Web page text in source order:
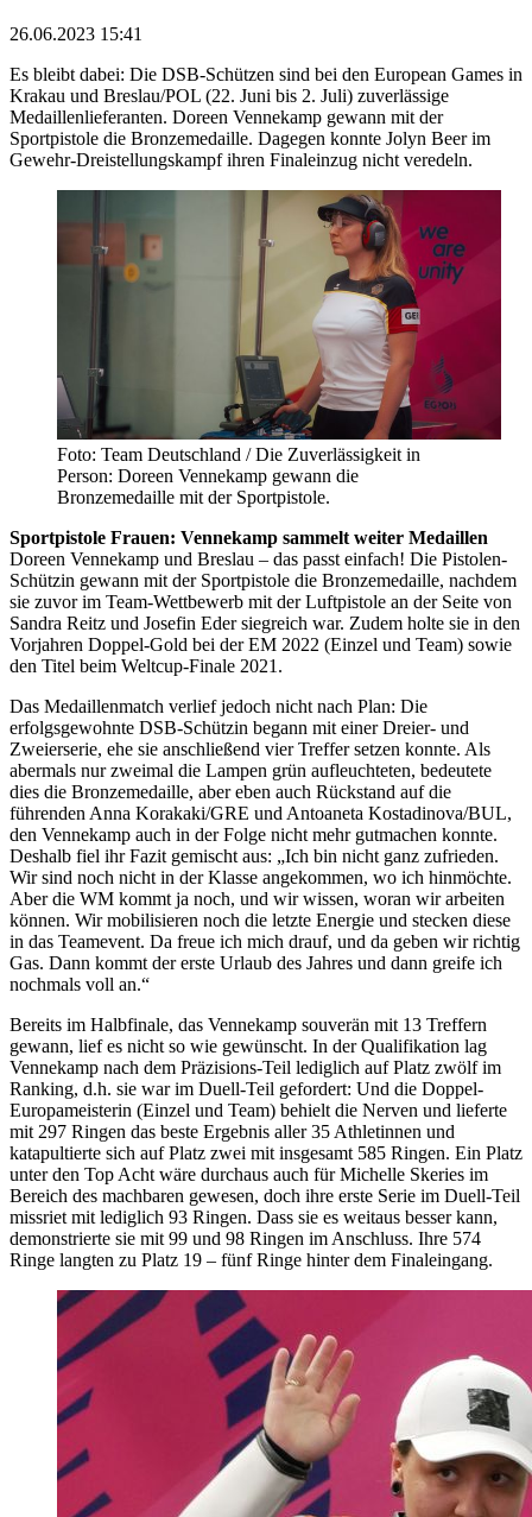
26.06.2023 15:41
Es bleibt dabei: Die DSB-Schützen sind bei den European Games in
Krakau und Breslau/POL (22. Juni bis 2. Juli) zuverlässige
Medaillenlieferanten. Doreen Vennekamp gewann mit der
Sportpistole die Bronzemedaille. Dagegen konnte Jolyn Beer im
Gewehr-Dreistellungskampf ihren Finaleinzug nicht veredeln.
Foto: Team Deutschland / Die Zuverlässigkeit in
Person: Doreen Vennekamp gewann die
Bronzemedaille mit der Sportpistole.
Sportpistole Frauen: Vennekamp sammelt weiter Medaillen
Doreen Vennekamp und Breslau – das passt einfach! Die Pistolen-
Schützin gewann mit der Sportpistole die Bronzemedaille, nachdem
sie zuvor im Team-Wettbewerb mit der Luftpistole an der Seite von
Sandra Reitz und Josefin Eder siegreich war. Zudem holte sie in den
Vorjahren Doppel-Gold bei der EM 2022 (Einzel und Team) sowie
den Titel beim Weltcup-Finale 2021.
Das Medaillenmatch verlief jedoch nicht nach Plan: Die
erfolgsgewohnte DSB-Schützin begann mit einer Dreier- und
Zweierserie, ehe sie anschließend vier Treffer setzen konnte. Als
abermals nur zweimal die Lampen grün aufleuchteten, bedeutete
dies die Bronzemedaille, aber eben auch Rückstand auf die
führenden Anna Korakaki/GRE und Antoaneta Kostadinova/BUL,
den Vennekamp auch in der Folge nicht mehr gutmachen konnte.
Deshalb fiel ihr Fazit gemischt aus: „Ich bin nicht ganz zufrieden.
Wir sind noch nicht in der Klasse angekommen, wo ich hinmöchte.
Aber die WM kommt ja noch, und wir wissen, woran wir arbeiten
können. Wir mobilisieren noch die letzte Energie und stecken diese
in das Teamevent. Da freue ich mich drauf, und da geben wir richtig
Gas. Dann kommt der erste Urlaub des Jahres und dann greife ich
nochmals voll an.“
Bereits im Halbfinale, das Vennekamp souverän mit 13 Treffern
gewann, lief es nicht so wie gewünscht. In der Qualifikation lag
Vennekamp nach dem Präzisions-Teil lediglich auf Platz zwölf im
Ranking, d.h. sie war im Duell-Teil gefordert: Und die Doppel-
Europameisterin (Einzel und Team) behielt die Nerven und lieferte
mit 297 Ringen das beste Ergebnis aller 35 Athletinnen und
katapultierte sich auf Platz zwei mit insgesamt 585 Ringen. Ein Platz
unter den Top Acht wäre durchaus auch für Michelle Skeries im
Bereich des machbaren gewesen, doch ihre erste Serie im Duell-Teil
missriet mit lediglich 93 Ringen. Dass sie es weitaus besser kann,
demonstrierte sie mit 99 und 98 Ringen im Anschluss. Ihre 574
Ringe langten zu Platz 19 – fünf Ringe hinter dem Finaleingang.